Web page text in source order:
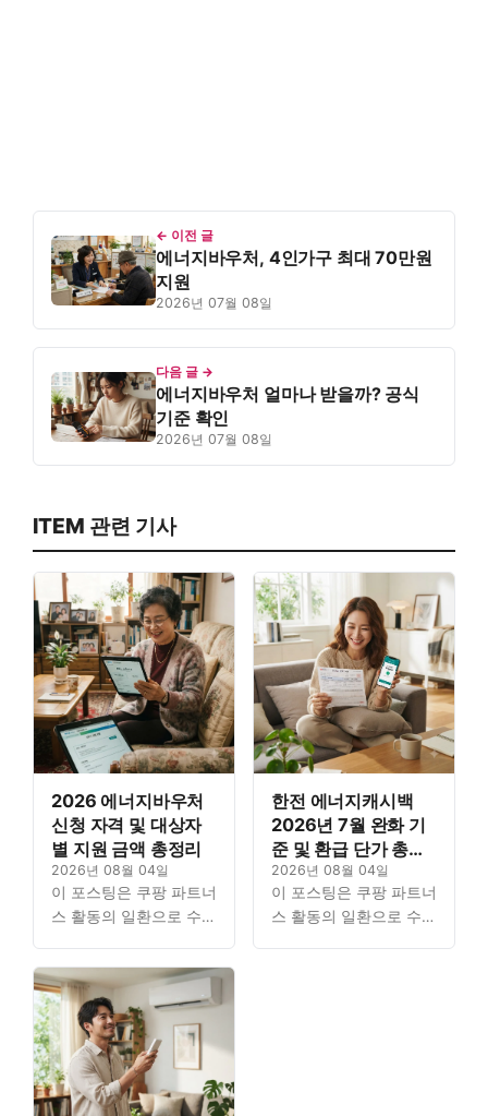
← 이전 글
에너지바우처, 4인가구 최대 70만원
지원
2026년 07월 08일
다음 글 →
에너지바우처 얼마나 받을까? 공식
기준 확인
2026년 07월 08일
ITEM 관련 기사
2026 에너지바우처
신청 자격 및 대상자
별 지원 금액 총정리
2026년 08월 04일
이 포스팅은 쿠팡 파트너
스 활동의 일환으로 수수
다. Contents에너지바우
처 ‘일반 신청’과 ‘하절기
지급’, 뭐가 다를까세대
원 수별 금액 차이, ...
Read…
한전 에너지캐시백
2026년 7월 완화 기
준 및 환급 단가 총정
리
2026년 08월 04일
이 포스팅은 쿠팡 파트너
스 활동의 일환으로 수수